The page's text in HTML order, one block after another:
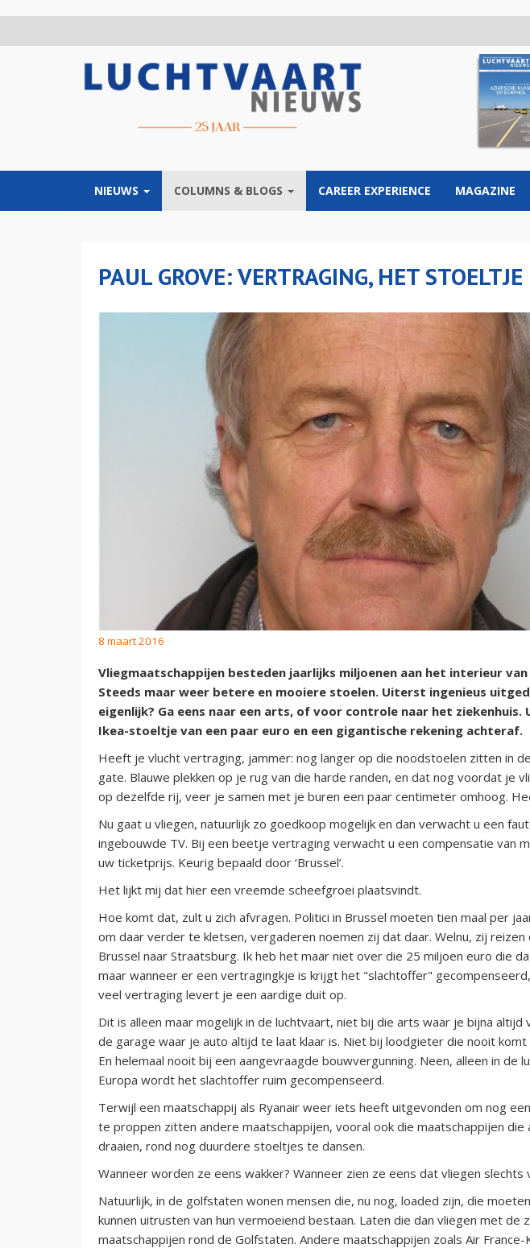
NIEUWS COLUMNS & BLOGS CAREER EXPERIENCE MAGAZINE
PAUL GROVE: VERTRAGING, HET
8 maart 2016
Vliegmaatschappijen besteden jaarlijks miljoenen aan het interieur
Steeds maar weer betere en mooiere stoelen. Uiterst ingenieus
eigenlijk? Ga eens naar een arts, of voor controle naar het ziekenhuis.
Ikea-stoeltje van een paar euro en een gigantische rekening achteraf.
Heeft je vlucht vertraging, jammer: nog langer op die noodstoelen zitten in
gate. Blauwe plekken op je rug van die harde randen, en dat nog voordat je
op dezelfde rij, veer je samen met je buren een paar centimeter omhoog.
Nu gaat u vliegen, natuurlijk zo goedkoop mogelijk en dan verwacht u een
ingebouwde TV. Bij een beetje vertraging verwacht u een compensatie van
uw ticketprijs. Keurig bepaald door ‘Brussel’.
Het lijkt mij dat hier een vreemde scheefgroei plaatsvindt.
Hoe komt dat, zult u zich afvragen. Politici in Brussel moeten tien maal per
om daar verder te kletsen, vergaderen noemen zij dat daar. Welnu, zij reizen
Brussel naar Straatsburg. Ik heb het maar niet over die 25 miljoen euro die
maar wanneer er een vertragingkje is krijgt het "slachtoffer"
veel vertraging levert je een aardige duit op.
Dit is alleen maar mogelijk in de luchtvaart, niet bij die arts waar je bijna
de garage waar je auto altijd te laat klaar is. Niet bij loodgieter die nooit
En helemaal nooit bij een aangevraagde bouwvergunning. Neen, alleen in de
Europa wordt het slachtoffer ruim gecompenseerd.
Terwijl een maatschappij als Ryanair weer iets heeft uitgevonden om nog
te proppen zitten andere maatschappijen, vooral ook die maatschappijen die
draaien, rond nog duurdere stoeltjes te dansen.
Wanneer worden ze eens wakker? Wanneer zien ze eens dat vliegen slechts
Natuurlijk, in de golfstaten wonen mensen die, nu nog, loaded zijn, die
kunnen uitrusten van hun vermoeiend bestaan. Laten die dan vliegen met de
maatschappijen rond de Golfstaten. Andere maatschappijen zoals Air